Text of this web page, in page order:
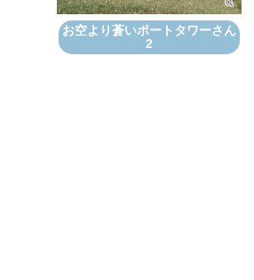
お空より蒼いポートタワーさん
2